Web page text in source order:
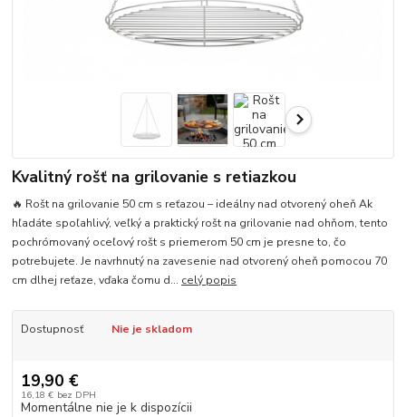
Kvalitný rošť na grilovanie s retiazkou
🔥 Rošt na grilovanie 50 cm s reťazou – ideálny nad otvorený oheň Ak
hľadáte spoľahlivý, veľký a praktický rošt na grilovanie nad ohňom, tento
pochrómovaný oceľový rošt s priemerom 50 cm je presne to, čo
potrebujete. Je navrhnutý na zavesenie nad otvorený oheň pomocou 70
cm dlhej reťaze, vďaka čomu d... celý popis
Dostupnosť Nie je skladom
19,90 €
16,18 € bez DPH
Momentálne nie je k dispozícii